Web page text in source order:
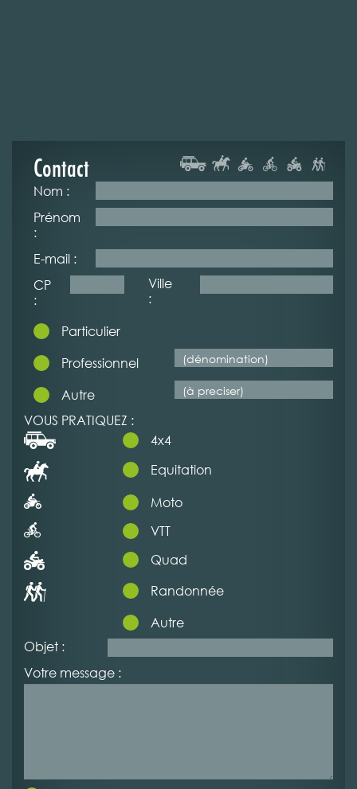
Contact
Nom :
Prénom
:
E-mail :
CP
:
Ville
:
Particulier
Professionnel
Autre
VOUS PRATIQUEZ :
4x4
Equitation
Moto
VTT
Quad
Randonnée
Autre
Objet :
Votre message :